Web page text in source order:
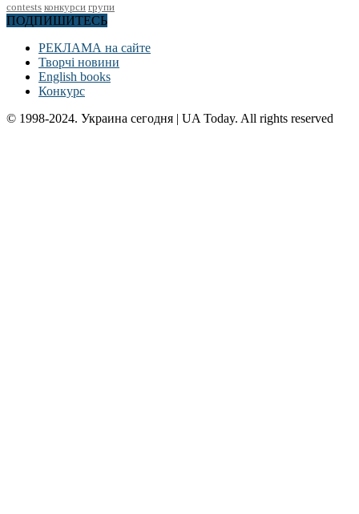
contests конкурси групи
ПОДПИШИТЕСЬ
РЕКЛАМА на сайте
Творчі новини
English books
Конкурс
© 1998-2024. Украина сегодня | UA Today. All rights reserved